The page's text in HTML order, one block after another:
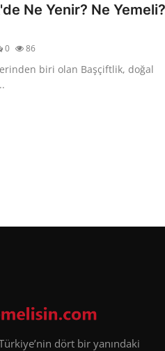
Ne Yenir? Ne Yemeli?
0 86
biri olan Başçiftlik, doğal
dört bir yanındaki